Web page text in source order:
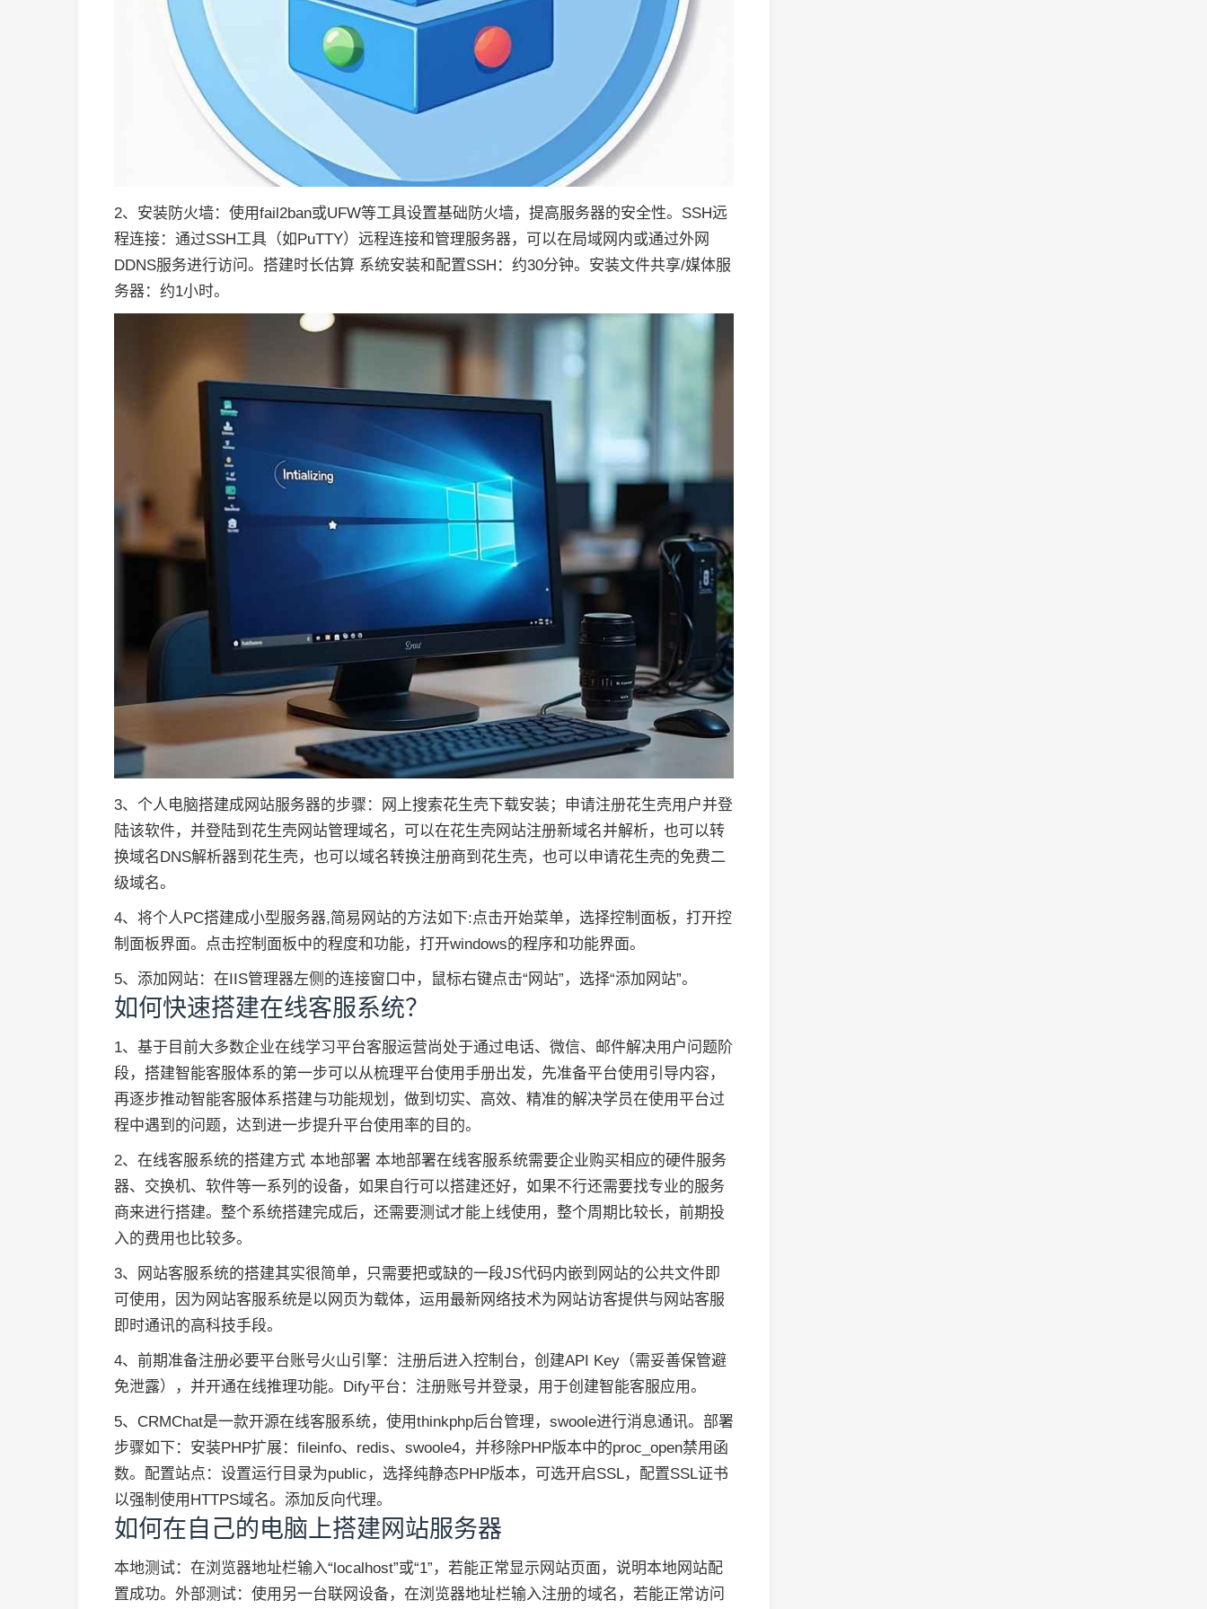
2、安装防火墙：使用fail2ban或UFW等工具设置基础防火墙，提高服务器的安全性。SSH远
程连接：通过SSH工具（如PuTTY）远程连接和管理服务器，可以在局域网内或通过外网
DDNS服务进行访问。搭建时长估算 系统安装和配置SSH：约30分钟。安装文件共享/媒体服
务器：约1小时。
3、个人电脑搭建成网站服务器的步骤：网上搜索花生壳下载安装；申请注册花生壳用户并登
陆该软件，并登陆到花生壳网站管理域名，可以在花生壳网站注册新域名并解析，也可以转
换域名DNS解析器到花生壳，也可以域名转换注册商到花生壳，也可以申请花生壳的免费二
级域名。
4、将个人PC搭建成小型服务器,简易网站的方法如下:点击开始菜单，选择控制面板，打开控
制面板界面。点击控制面板中的程度和功能，打开windows的程序和功能界面。
5、添加网站：在IIS管理器左侧的连接窗口中，鼠标右键点击“网站”，选择“添加网站”。
如何快速搭建在线客服系统？
1、基于目前大多数企业在线学习平台客服运营尚处于通过电话、微信、邮件解决用户问题阶
段，搭建智能客服体系的第一步可以从梳理平台使用手册出发，先准备平台使用引导内容，
再逐步推动智能客服体系搭建与功能规划，做到切实、高效、精准的解决学员在使用平台过
程中遇到的问题，达到进一步提升平台使用率的目的。
2、在线客服系统的搭建方式 本地部署 本地部署在线客服系统需要企业购买相应的硬件服务
器、交换机、软件等一系列的设备，如果自行可以搭建还好，如果不行还需要找专业的服务
商来进行搭建。整个系统搭建完成后，还需要测试才能上线使用，整个周期比较长，前期投
入的费用也比较多。
3、网站客服系统的搭建其实很简单，只需要把或缺的一段JS代码内嵌到网站的公共文件即
可使用，因为网站客服系统是以网页为载体，运用最新网络技术为网站访客提供与网站客服
即时通讯的高科技手段。
4、前期准备注册必要平台账号火山引擎：注册后进入控制台，创建API Key（需妥善保管避
免泄露），并开通在线推理功能。Dify平台：注册账号并登录，用于创建智能客服应用。
5、CRMChat是一款开源在线客服系统，使用thinkphp后台管理，swoole进行消息通讯。部署
步骤如下：安装PHP扩展：fileinfo、redis、swoole4，并移除PHP版本中的proc_open禁用函
数。配置站点：设置运行目录为public，选择纯静态PHP版本，可选开启SSL，配置SSL证书
以强制使用HTTPS域名。添加反向代理。
如何在自己的电脑上搭建网站服务器
本地测试：在浏览器地址栏输入“localhost”或“1”，若能正常显示网站页面，说明本地网站配
置成功。外部测试：使用另一台联网设备，在浏览器地址栏输入注册的域名，若能正常访问